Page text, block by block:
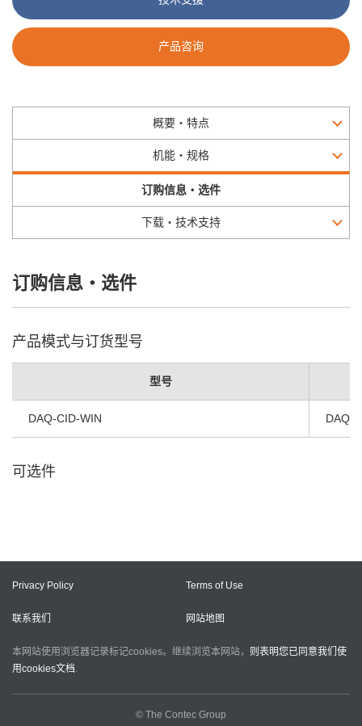
产品咨询
概要・特点
机能・规格
订购信息・选件
下载・技术支持
订购信息・选件
产品模式与订货型号
型号
DAQ-CID-WIN
可选件
Privacy Policy Terms of Use
联系我们 网站地图
本网站使用浏览器记录标记cookies。继续浏览本网站， 则表明您已同意我们使
用cookies文档.
© The Contec Group